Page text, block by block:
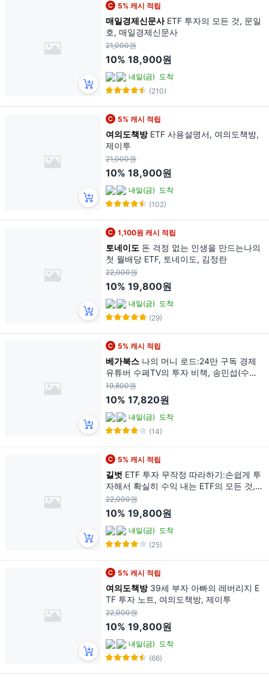
5% 캐시 적립
매일경제신문사 ETF 투자의 모든 것, 문일
호, 매일경제신문사
21,000원
10% 18,900원
내일(금)
도착
(210)
5% 캐시 적립
여의도책방 ETF 사용설명서, 여의도책방,
제이투
21,000원
10% 18,900원
내일(금)
도착
(102)
1,100원 캐시 적립
토네이도 돈 걱정 없는 인생을 만드는나의
첫 월배당 ETF, 토네이도, 김정란
22,000원
10% 19,800원
내일(금)
도착
(29)
5% 캐시 적립
베가북스 나의 머니 로드:24만 구독 경제
유튜버 수페TV의 투자 비책, 송민섭(수페T
V), 베가북스
19,800원
10% 17,820원
내일(금)
도착
(14)
5% 캐시 적립
길벗 ETF 투자 무작정 따라하기:손쉽게 투
자해서 확실히 수익 내는 ETF의 모든 것,
길벗, 윤재수
22,000원
10% 19,800원
내일(금)
도착
(25)
5% 캐시 적립
여의도책방 39세 부자 아빠의 레버리지 E
TF 투자 노트, 여의도책방, 제이투
22,000원
10% 19,800원
내일(금)
도착
(66)